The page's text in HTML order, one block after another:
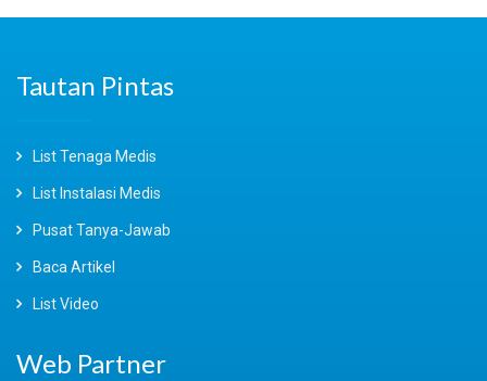
Tautan Pintas
List Tenaga Medis
List Instalasi Medis
Pusat Tanya-Jawab
Baca Artikel
List Video
Web Partner